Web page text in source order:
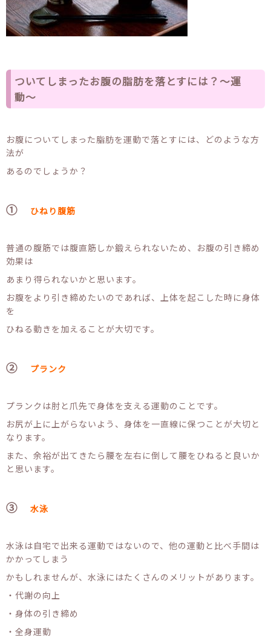
ついてしまったお腹の脂肪を落とすには？〜運
動〜
お腹についてしまった脂肪を運動で落とすには、どのような方
法が
あるのでしょうか？
① ひねり腹筋
普通の腹筋では腹直筋しか鍛えられないため、お腹の引き締め
効果は
あまり得られないかと思います。
お腹をより引き締めたいのであれば、上体を起こした時に身体
を
ひねる動きを加えることが大切です。
② プランク
プランクは肘と爪先で身体を支える運動のことです。
お尻が上に上がらないよう、身体を一直線に保つことが大切と
なります。
また、余裕が出てきたら腰を左右に倒して腰をひねると良いか
と思います。
③ 水泳
水泳は自宅で出来る運動ではないので、他の運動と比べ手間は
かかってしまう
かもしれませんが、水泳にはたくさんのメリットがあります。
・代謝の向上
・身体の引き締め
・全身運動